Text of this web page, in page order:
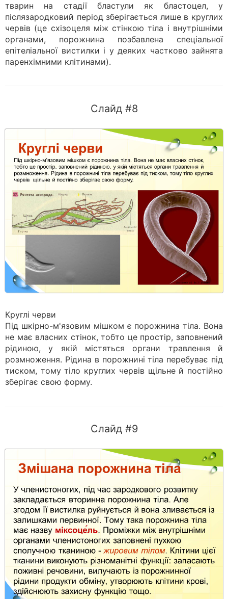
тварин на стадії бластули як бластоцел, у
післязародковий період зберігається лише в круглих
червів (це схізоцеля між стінкою тіла і внутрішніми
органами, порожнина позбавлена спеціальної
епітеліальної вистилки і у деяких частково зайнята
паренхімними клітинами).
Слайд #8
Круглі черви
Під шкірно-м'язовим мішком є порожнина тіла. Вона
не має власних стінок, тобто це простір, заповнений
рідиною, у якій містяться органи травлення й
розмноження. Рідина в порожнині тіла перебуває під
тиском, тому тіло круглих червів щільне й постійно
зберігає свою форму.
Слайд #9